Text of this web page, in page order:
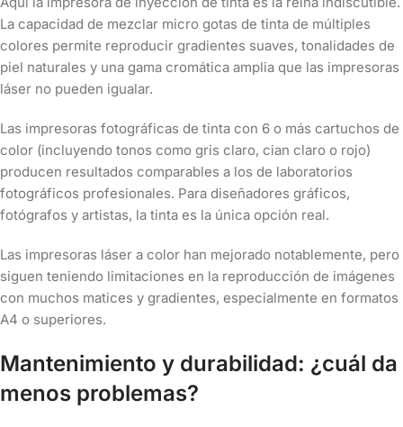
La capacidad de mezclar micro gotas de tinta de múltiples
colores permite reproducir gradientes suaves, tonalidades de
piel naturales y una gama cromática amplia que las impresoras
láser no pueden igualar.
Las impresoras fotográficas de tinta con 6 o más cartuchos de
color (incluyendo tonos como gris claro, cian claro o rojo)
producen resultados comparables a los de laboratorios
fotográficos profesionales. Para diseñadores gráficos,
fotógrafos y artistas, la tinta es la única opción real.
Las impresoras láser a color han mejorado notablemente, pero
siguen teniendo limitaciones en la reproducción de imágenes
con muchos matices y gradientes, especialmente en formatos
A4 o superiores.
Mantenimiento y durabilidad: ¿cuál da
menos problemas?